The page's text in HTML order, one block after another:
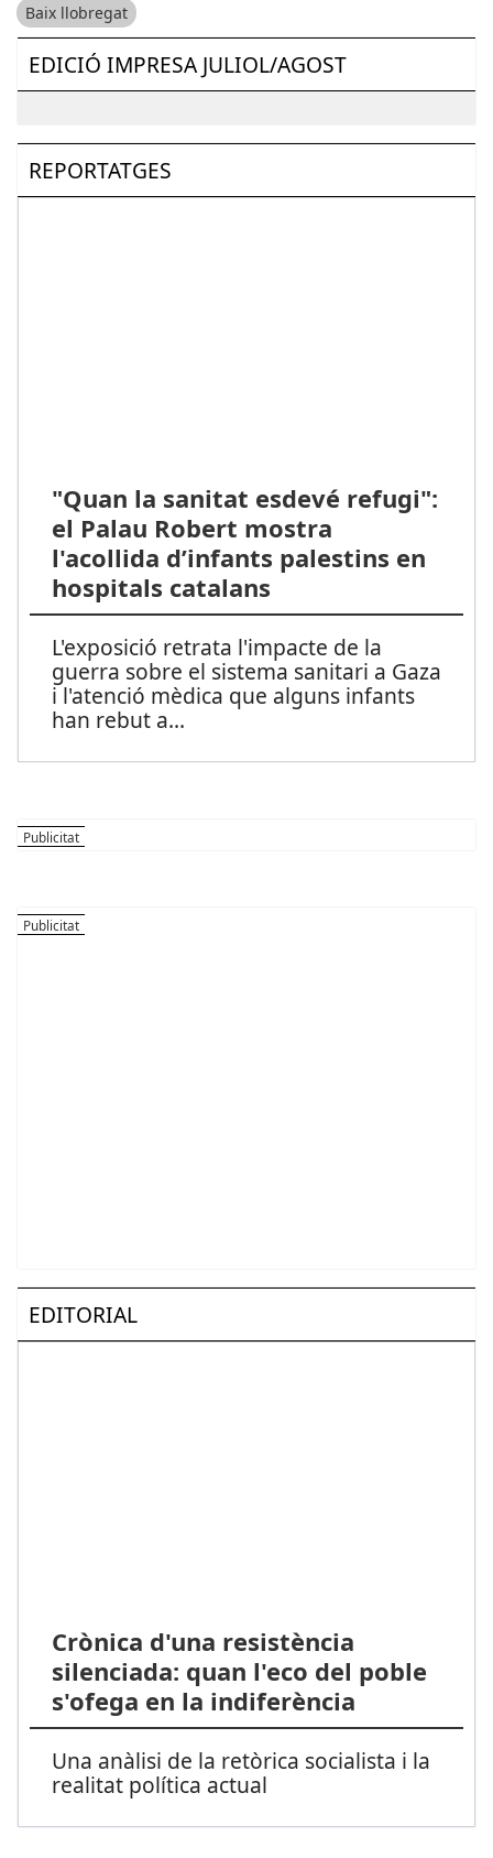
Baix llobregat
EDICIÓ IMPRESA JULIOL/AGOST
REPORTATGES
"Quan la sanitat esdevé refugi":
el Palau Robert mostra
l'acollida d’infants palestins en
hospitals catalans
L'exposició retrata l'impacte de la
guerra sobre el sistema sanitari a Gaza
i l'atenció mèdica que alguns infants
han rebut a...
EDITORIAL
Crònica d'una resistència
silenciada: quan l'eco del poble
s'ofega en la indiferència
Una anàlisi de la retòrica socialista i la
realitat política actual